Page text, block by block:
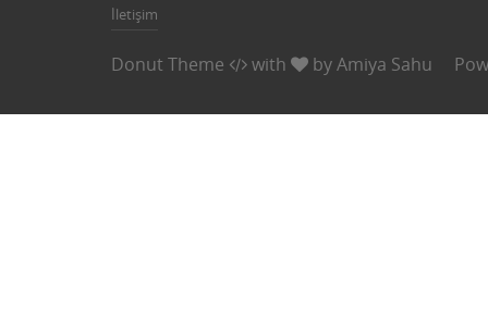
İletişim
Donut Theme with byAmiya Sahu